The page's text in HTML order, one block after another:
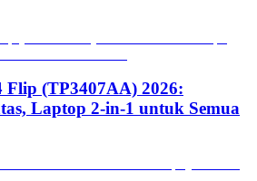
Flip (TP3407AA) 2026:
Laptop 2-in-1 untuk Semua